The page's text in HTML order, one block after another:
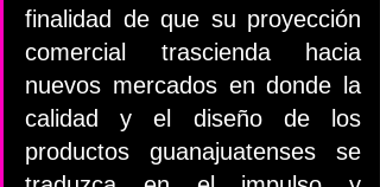
finalidad de que su proyección
comercial trascienda hacia
nuevos mercados en donde la
calidad y el diseño de los
productos guanajuatenses se